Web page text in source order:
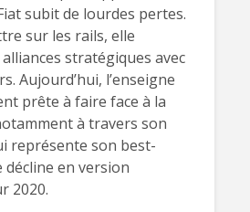
subit de lourdes pertes.
sur les rails, elle
stratégiques avec
Aujourd’hui, l’enseigne
prête à faire face à la
à travers son
représente son best-
décline en version
2020.